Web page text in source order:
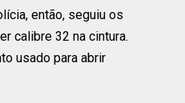
então, seguiu os
calibre 32 na cintura.
usado para abrir